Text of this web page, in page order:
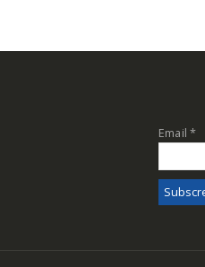
Email*